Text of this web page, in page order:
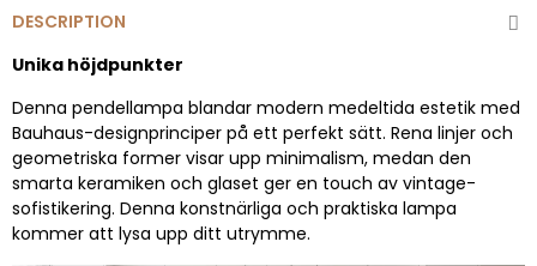
DESCRIPTION
Unika höjdpunkter
Denna pendellampa blandar modern medeltida estetik med
Bauhaus-designprinciper på ett perfekt sätt. Rena linjer och
geometriska former visar upp minimalism, medan den
smarta keramiken och glaset ger en touch av vintage-
sofistikering. Denna konstnärliga och praktiska lampa
kommer att lysa upp ditt utrymme.